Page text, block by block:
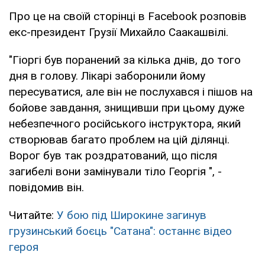
Про це на своїй сторінці в Facebook розповів
екс-президент Грузії Михайло Саакашвілі.
"Гіоргі був поранений за кілька днів, до того
дня в голову. Лікарі заборонили йому
пересуватися, але він не послухався і пішов на
бойове завдання, знищивши при цьому дуже
небезпечного російського інструктора, який
створював багато проблем на цій ділянці.
Ворог був так роздратований, що після
загибелі вони замінували тіло Георгія ", -
повідомив він.
Читайте: У бою під Широкине загинув
грузинський боєць "Сатана": останнє відео
героя